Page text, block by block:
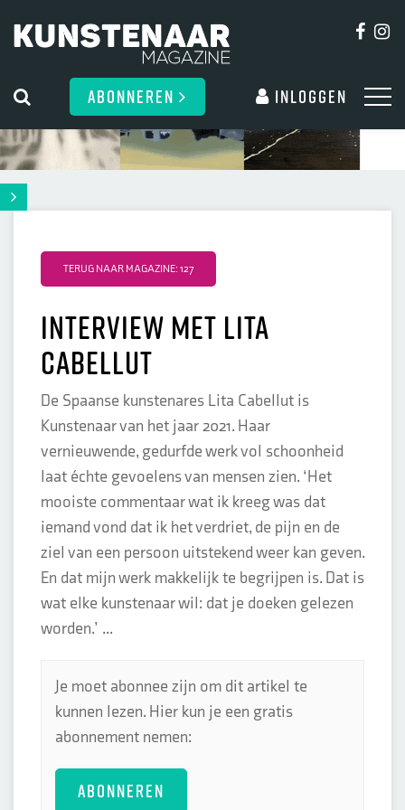
ABONNEREN Inloggen
TERUG NAAR MAGAZINE: 127
Interview met Lita
Cabellut
De Spaanse kunstenares Lita Cabellut is
Kunstenaar van het jaar 2021. Haar
vernieuwende, gedurfde werk vol schoonheid
laat échte gevoelens van mensen zien. ‘Het
mooiste commentaar wat ik kreeg was dat
iemand vond dat ik het verdriet, de pijn en de
ziel van een persoon uitstekend weer kan geven.
En dat mijn werk makkelijk te begrijpen is. Dat is
wat elke kunstenaar wil: dat je doeken gelezen
worden.’ ...
Je moet abonnee zijn om dit artikel te
kunnen lezen. Hier kun je een gratis
abonnement nemen:
ABONNEREN